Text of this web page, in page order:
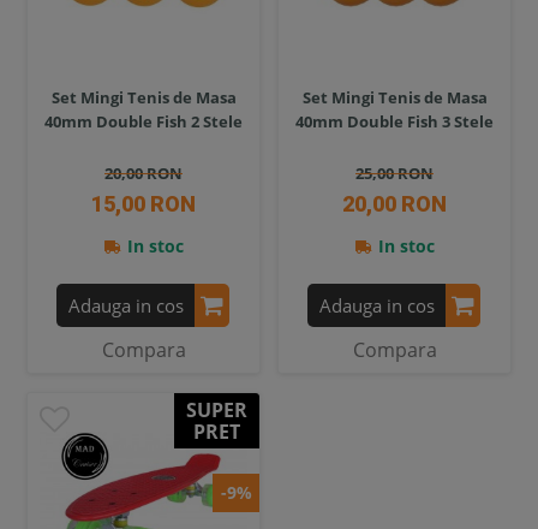
Set Mingi Tenis de Masa
40mm Double Fish 2 Stele
20,00 RON
15,00 RON
In stoc
Adauga in cos
Compara
Set Mingi Tenis de Masa
40mm Double Fish 3 Stele
25,00 RON
20,00 RON
In stoc
Adauga in cos
Compara
SUPER
PRET
-9%